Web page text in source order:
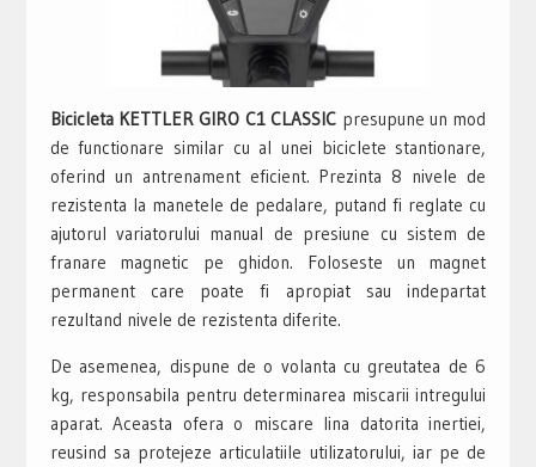
Bicicleta KETTLER GIRO C1 CLASSIC presupune un mod
de functionare similar cu al unei biciclete stantionare,
oferind un antrenament eficient. Prezinta 8 nivele de
rezistenta la manetele de pedalare, putand fi reglate cu
ajutorul variatorului manual de presiune cu sistem de
franare magnetic pe ghidon. Foloseste un magnet
permanent care poate fi apropiat sau indepartat
rezultand nivele de rezistenta diferite.
De asemenea, dispune de o volanta cu greutatea de 6
kg, responsabila pentru determinarea miscarii intregului
aparat. Aceasta ofera o miscare lina datorita inertiei,
reusind sa protejeze articulatiile utilizatorului, iar pe de